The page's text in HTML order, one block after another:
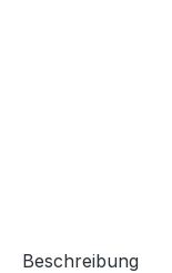
Beschreibung